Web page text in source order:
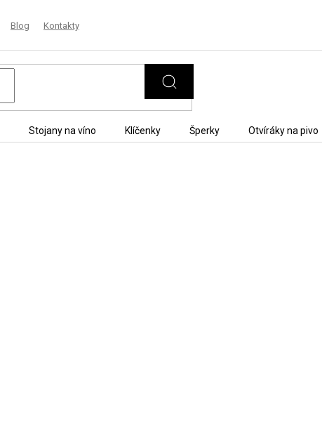
Blog Kontakty
Stojany na víno Klíčenky Šperky Otvíráky na pivo